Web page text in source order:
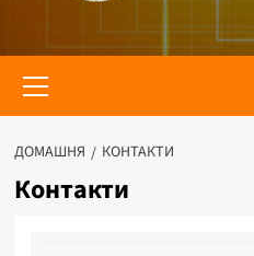
ДОМАШНЯ КОНТАКТИ
Контакти